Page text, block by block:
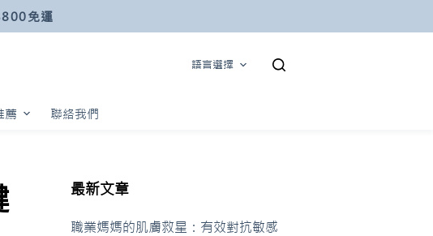
免運
語言選擇
薦 聯絡我們
最新文章
職業媽媽的肌膚救星：有效對抗敏感